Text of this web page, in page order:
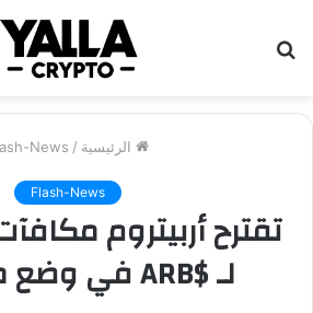
الرئيسية /
News
Flash-News
تقترح أربيتروم
لـ $ARB في وضع موافقة